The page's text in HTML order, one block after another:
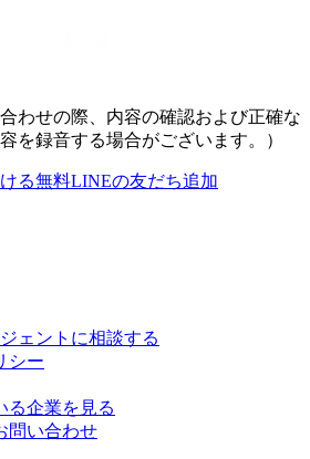
わせの際、内容の確認および正確な
を録音する場合がございます。）
る無料LINEの友だち追加
ェントに相談する
シー
る企業を見る
問い合わせ